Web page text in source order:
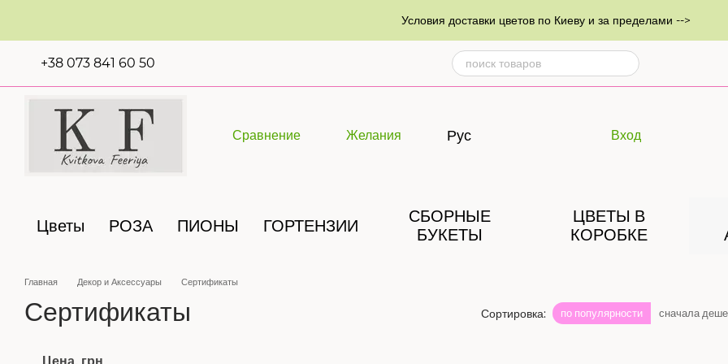
Условия доставки цветов по Киеву и за пределами -->
+38 073 841 60 50
Сравнение Желания Рус Вход
Цветы РОЗА ПИОНЫ ГОРТЕНЗИИ
СБОРНЫЕ
БУКЕТЫ
ЦВЕТЫ В
КОРОБКЕ
Главная Декор и Аксессуары Сертификаты
Сертификаты Сортировка: по популярности сначала
Цена, грн